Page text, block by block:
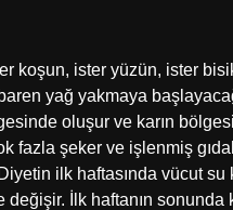
koşun, ister yüzün, ister
yağ yakmaya
oluşur ve karın
fazla şeker ve işlenmiş
ilk haftasında vücut
İlk haftanın sonunda